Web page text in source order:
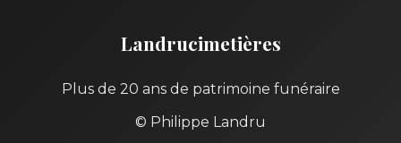
Landrucimetières
Plus de 20 ans de patrimoine funéraire
© Philippe Landru